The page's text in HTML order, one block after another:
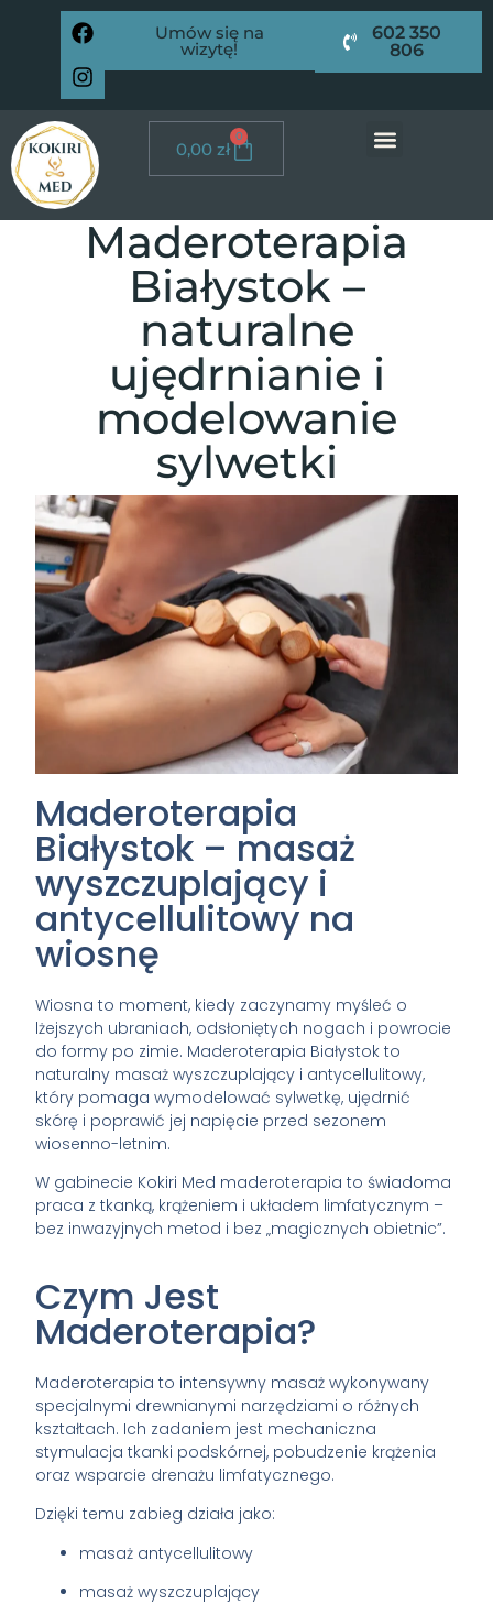
Umów się na
wizytę!
602 350
806
0,00zł
0
Maderoterapia
Białystok –
naturalne
ujędrnianie i
modelowanie
sylwetki
Maderoterapia
Białystok – masaż
wyszczuplający i
antycellulitowy na
wiosnę
Wiosna to moment, kiedy zaczynamy myśleć o
lżejszych ubraniach, odsłoniętych nogach i powrocie
do formy po zimie. Maderoterapia Białystok to
naturalny masaż wyszczuplający i antycellulitowy,
który pomaga wymodelować sylwetkę, ujędrnić
skórę i poprawić jej napięcie przed sezonem
wiosenno-letnim.
W gabinecie Kokiri Med maderoterapia to świadoma
praca z tkanką, krążeniem i układem limfatycznym –
bez inwazyjnych metod i bez „magicznych obietnic”.
Czym Jest
Maderoterapia?
Maderoterapia to intensywny masaż wykonywany
specjalnymi drewnianymi narzędziami o różnych
kształtach. Ich zadaniem jest mechaniczna
stymulacja tkanki podskórnej, pobudzenie krążenia
oraz wsparcie drenażu limfatycznego.
Dzięki temu zabieg działa jako:
masaż antycellulitowy
masaż wyszczuplający